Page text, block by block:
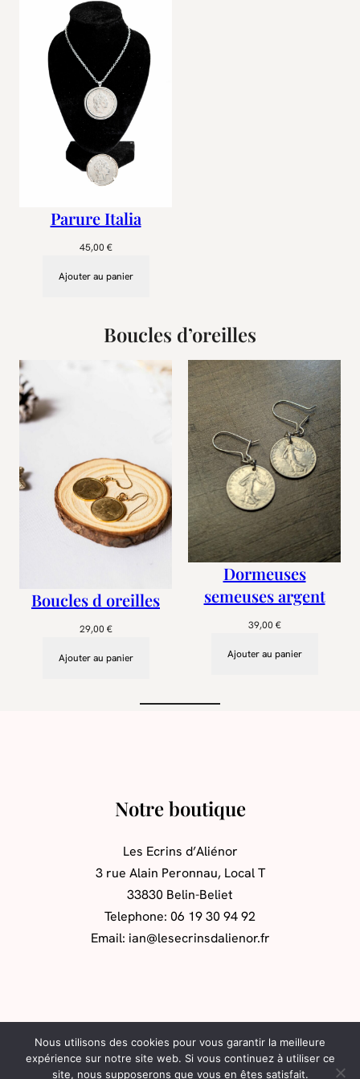
Parure Italia
45,00 €
Ajouter au panier
Boucles d’oreilles
Boucles d oreilles
29,00 €
Ajouter au panier
Dormeuses
semeuses argent
39,00 €
Ajouter au panier
Notre boutique
Les Ecrins d’Aliénor
3 rue Alain Peronnau, Local T
33830 Belin-Beliet
Telephone: 06 19 30 94 92
Email: ian@lesecrinsdalienor.fr
Copyright 2026 – Les Ecrins d’Aliénor
Nous utilisons des cookies pour vous garantir la meilleure
expérience sur notre site web. Si vous continuez à utiliser ce
site, nous supposerons que vous en êtes satisfait.